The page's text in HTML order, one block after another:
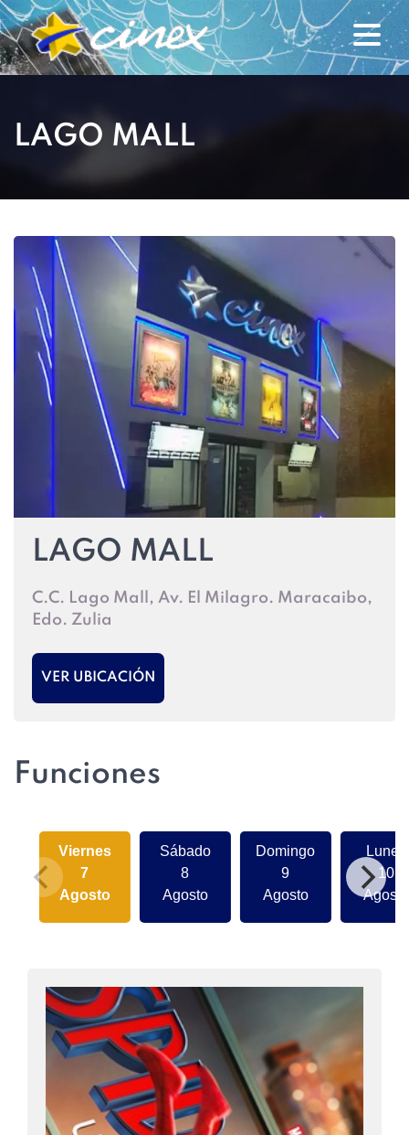
LAGO MALL
LAGO MALL
C.C. Lago Mall, Av. El Milagro. Maracaibo,
Edo. Zulia
VER UBICACIÓN
Funciones
Viernes
7
Agosto
Sábado
8
Agosto
Domingo
9
Agosto
Lunes
10
Agosto